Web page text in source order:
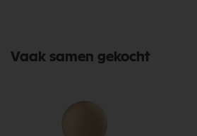
Vaak samen gekocht